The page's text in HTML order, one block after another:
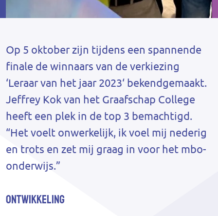
Op 5 oktober zijn tijdens een spannende
finale de winnaars van de verkiezing
‘Leraar van het jaar 2023‘ bekendgemaakt.
Jeffrey Kok van het Graafschap College
heeft een plek in de top 3 bemachtigd.
“Het voelt onwerkelijk, ik voel mij nederig
en trots en zet mij graag in voor het mbo-
onderwijs.”
Ontwikkeling